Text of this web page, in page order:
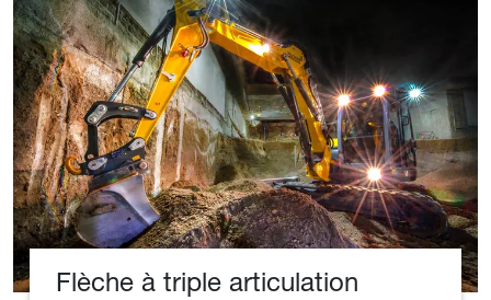
Flèche à triple articulation